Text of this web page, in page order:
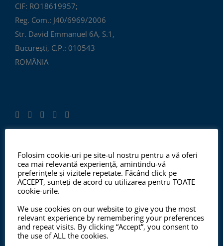
CIF: RO18619957;
Reg. Com.: J40/6969/2006
Str. David Emmanuel 6A, S.1,
București, C.P.: 010543
ROMÂNIA
ISO 9001:2015, ISO 14001:2015
Începând cu anul 2012, ChemSol Group deține
Certificatul Sistemului de Management al Calității
ISO9001:2015 și Certificatul Sistemului de Management
al Mediului ISO14001:2015.
Folosim cookie-uri pe site-ul nostru pentru a vă oferi
cea mai relevantă experiență, amintindu-vă
preferințele și vizitele repetate. Făcând click pe
ACCEPT, sunteți de acord cu utilizarea pentru TOATE
cookie-urile.
We use cookies on our website to give you the most
relevant experience by remembering your preferences
and repeat visits. By clicking “Accept”, you consent to
the use of ALL the cookies.